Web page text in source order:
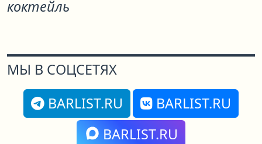
коктейль
МЫ В СОЦСЕТЯХ
BARLIST.RU
BARLIST.RU
BARLIST.RU